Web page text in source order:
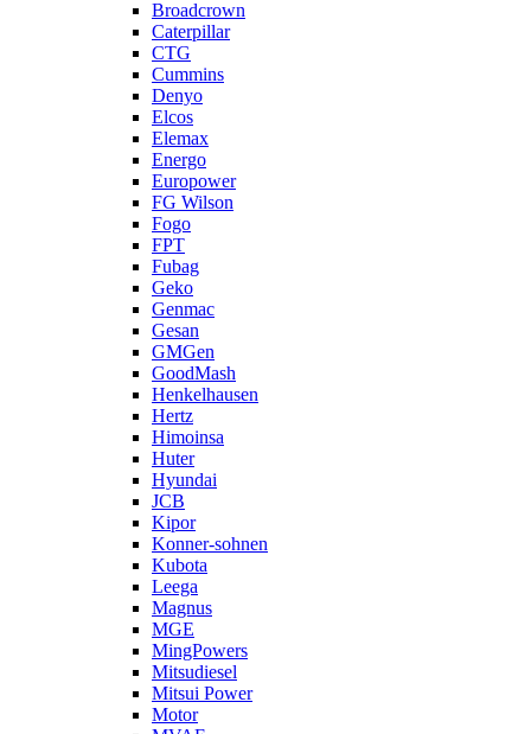
Broadcrown
Caterpillar
CTG
Cummins
Denyo
Elcos
Elemax
Energo
Europower
FG Wilson
Fogo
FPT
Fubag
Geko
Genmac
Gesan
GMGen
GoodMash
Henkelhausen
Hertz
Himoinsa
Huter
Hyundai
JCB
Kipor
Konner-sohnen
Kubota
Leega
Magnus
MGE
MingPowers
Mitsudiesel
Mitsui Power
Motor